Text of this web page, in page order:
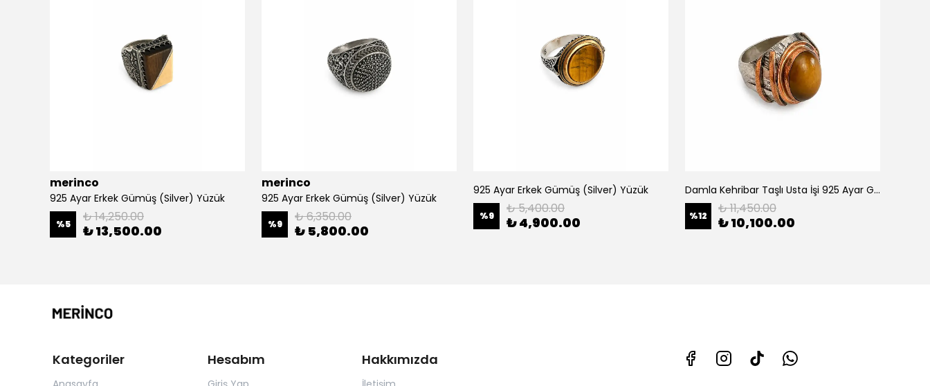
merinco
925 Ayar Erkek Gümüş (Silver) Yüzük
%5 ₺ 14,250.00
₺ 13,500.00
merinco
925 Ayar Erkek Gümüş (Silver) Yüzük
%9 ₺ 6,350.00
₺ 5,800.00
925 Ayar Erkek Gümüş (Silver) Yüzük
%9 ₺ 5,400.00
₺ 4,900.00
Damla Kehribar Taşlı Usta İşi 925 Ayar Gümüş (Silver)Yüzük
%12 ₺ 11,450.00
₺ 10,100.00
Kategoriler Hesabım Hakkımızda